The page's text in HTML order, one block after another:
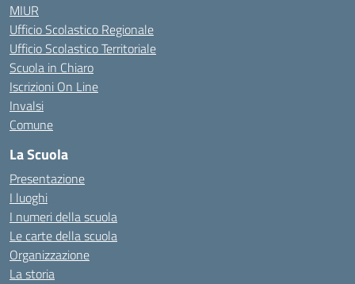
MIUR
Ufficio Scolastico Regionale
Ufficio Scolastico Territoriale
Scuola in Chiaro
Iscrizioni On Line
Invalsi
Comune
La Scuola
Presentazione
I luoghi
I numeri della scuola
Le carte della scuola
Organizzazione
La storia